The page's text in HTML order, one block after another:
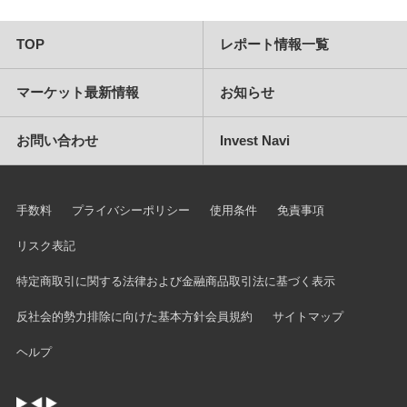
TOP レポート情報一覧
マーケット最新情報 お知らせ
お問い合わせ Invest Navi
手数料 プライバシーポリシー 使用条件 免責事項
リスク表記
特定商取引に関する法律および金融商品取引法に基づく表示
反社会的勢力排除に向けた基本方針会員規約 サイトマップ
ヘルプ